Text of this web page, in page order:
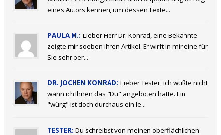
eines Autors kennen, um dessen Texte...
PAULA M.: Lieber Herr Dr. Konrad, eine Bekannte
zeigte mir soeben ihren Artikel. Er wirft in mir eine für
Sie sehr per...
DR. JOCHEN KONRAD: Lieber Tester, ich wüßte nicht
wann ich Ihnen das "Du" angeboten hätte. Ein
"würg" ist doch durchaus ein le...
TESTER: Du schreibst von meinen oberflächlichen